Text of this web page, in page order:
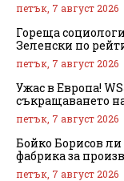
петък, 7 август 2026
Гореща
Зеленски по
петък, 7 август 2026
Ужас в Европа!
съкращаването
петък, 7 август 2026
Бойко Борисов
фабрика за
петък, 7 август 2026